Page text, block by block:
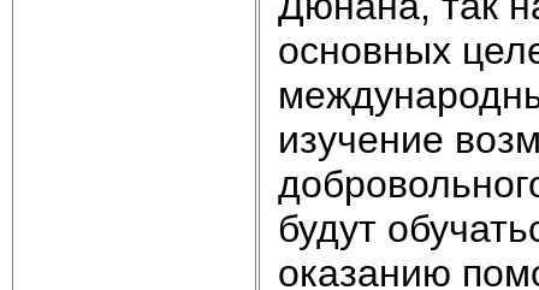
основных
изучение
будут
оказанию